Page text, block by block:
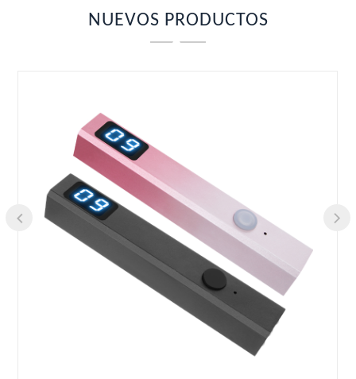
de accesorios de belleza, provenientes de nuestra
procesamiento de joyas; grabado de artesanías y
fabricación de moldes mecánicos.
NUEVOS PRODUCTOS